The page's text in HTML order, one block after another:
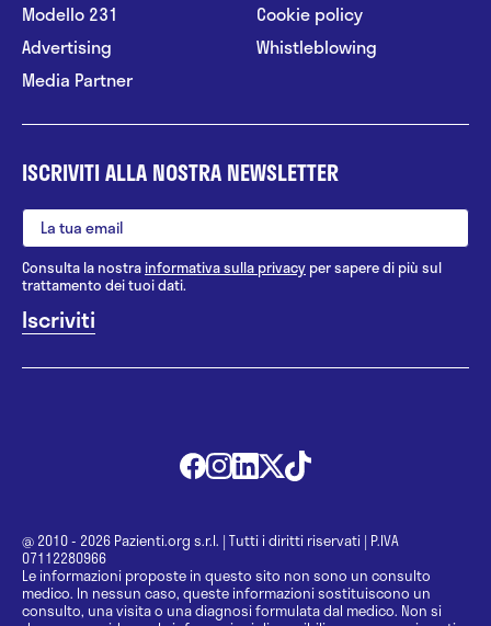
Modello 231
Advertising
Media Partner
Cookie policy
Whistleblowing
ISCRIVITI ALLA NOSTRA NEWSLETTER
Consulta la nostrainformativa sulla privacy per sapere di più sul
trattamento dei tuoi dati.
@ 2010 - 2026 Pazienti.org s.r.l. | Tutti i diritti riservati | P.IVA
07112280966
Le informazioni proposte in questo sito non sono un consulto
medico. In nessun caso, queste informazioni sostituiscono un
consulto, una visita o una diagnosi formulata dal medico. Non si